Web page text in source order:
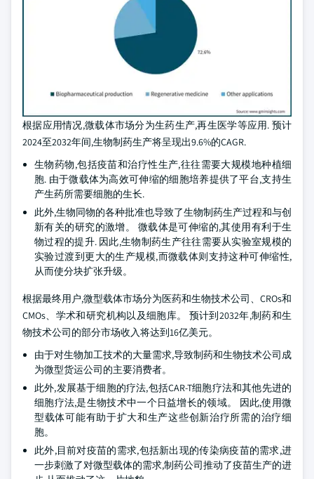
根据应用情况,微载体市场分为生药生产,再生医学等应用. 预计
2024至2032年间,生物制药生产将呈现出9.6%的CAGR.
生物药物,包括疫苗和治疗性生产,往往需要大规模地种植细
胞. 由于微载体为高效可伸缩的细胞培养提供了平台,支持生
产生药所需要细胞的生长.
此外,生物同物的各种批准也导致了生物制药生产过程和与创
新有关的研究的激增。 微载体是可伸缩的,其使用有利于生
物过程的提升. 因此,生物制药生产往往需要从实验室规模的
实验过渡到更大的生产规模,而微载体则支持这种可伸缩性,
从而使分块扩张升级。
根据最终用户,微型载体市场分为医药和生物技术公司、CROs和
CMOs、学术和研究机构以及细胞库。 预计到2032年,制药和生
物技术公司的部分市场收入将达到16亿美元。
由于对生物加工技术的大量需求,导致制药和生物技术公司成
为微型货运公司的主要消费者。
此外,发展基于细胞的疗法,包括CAR-T细胞疗法和其他先进的
细胞疗法,是生物技术中一个日益增长的领域。 因此,使用微
型载体可能有助于扩大和生产这些创新治疗所需的治疗细
胞。
此外,目前对疫苗的需求,包括新出现的传染病疫苗的需求,进
一步刺激了对微型载体的需求,制药公司推动了疫苗生产的进